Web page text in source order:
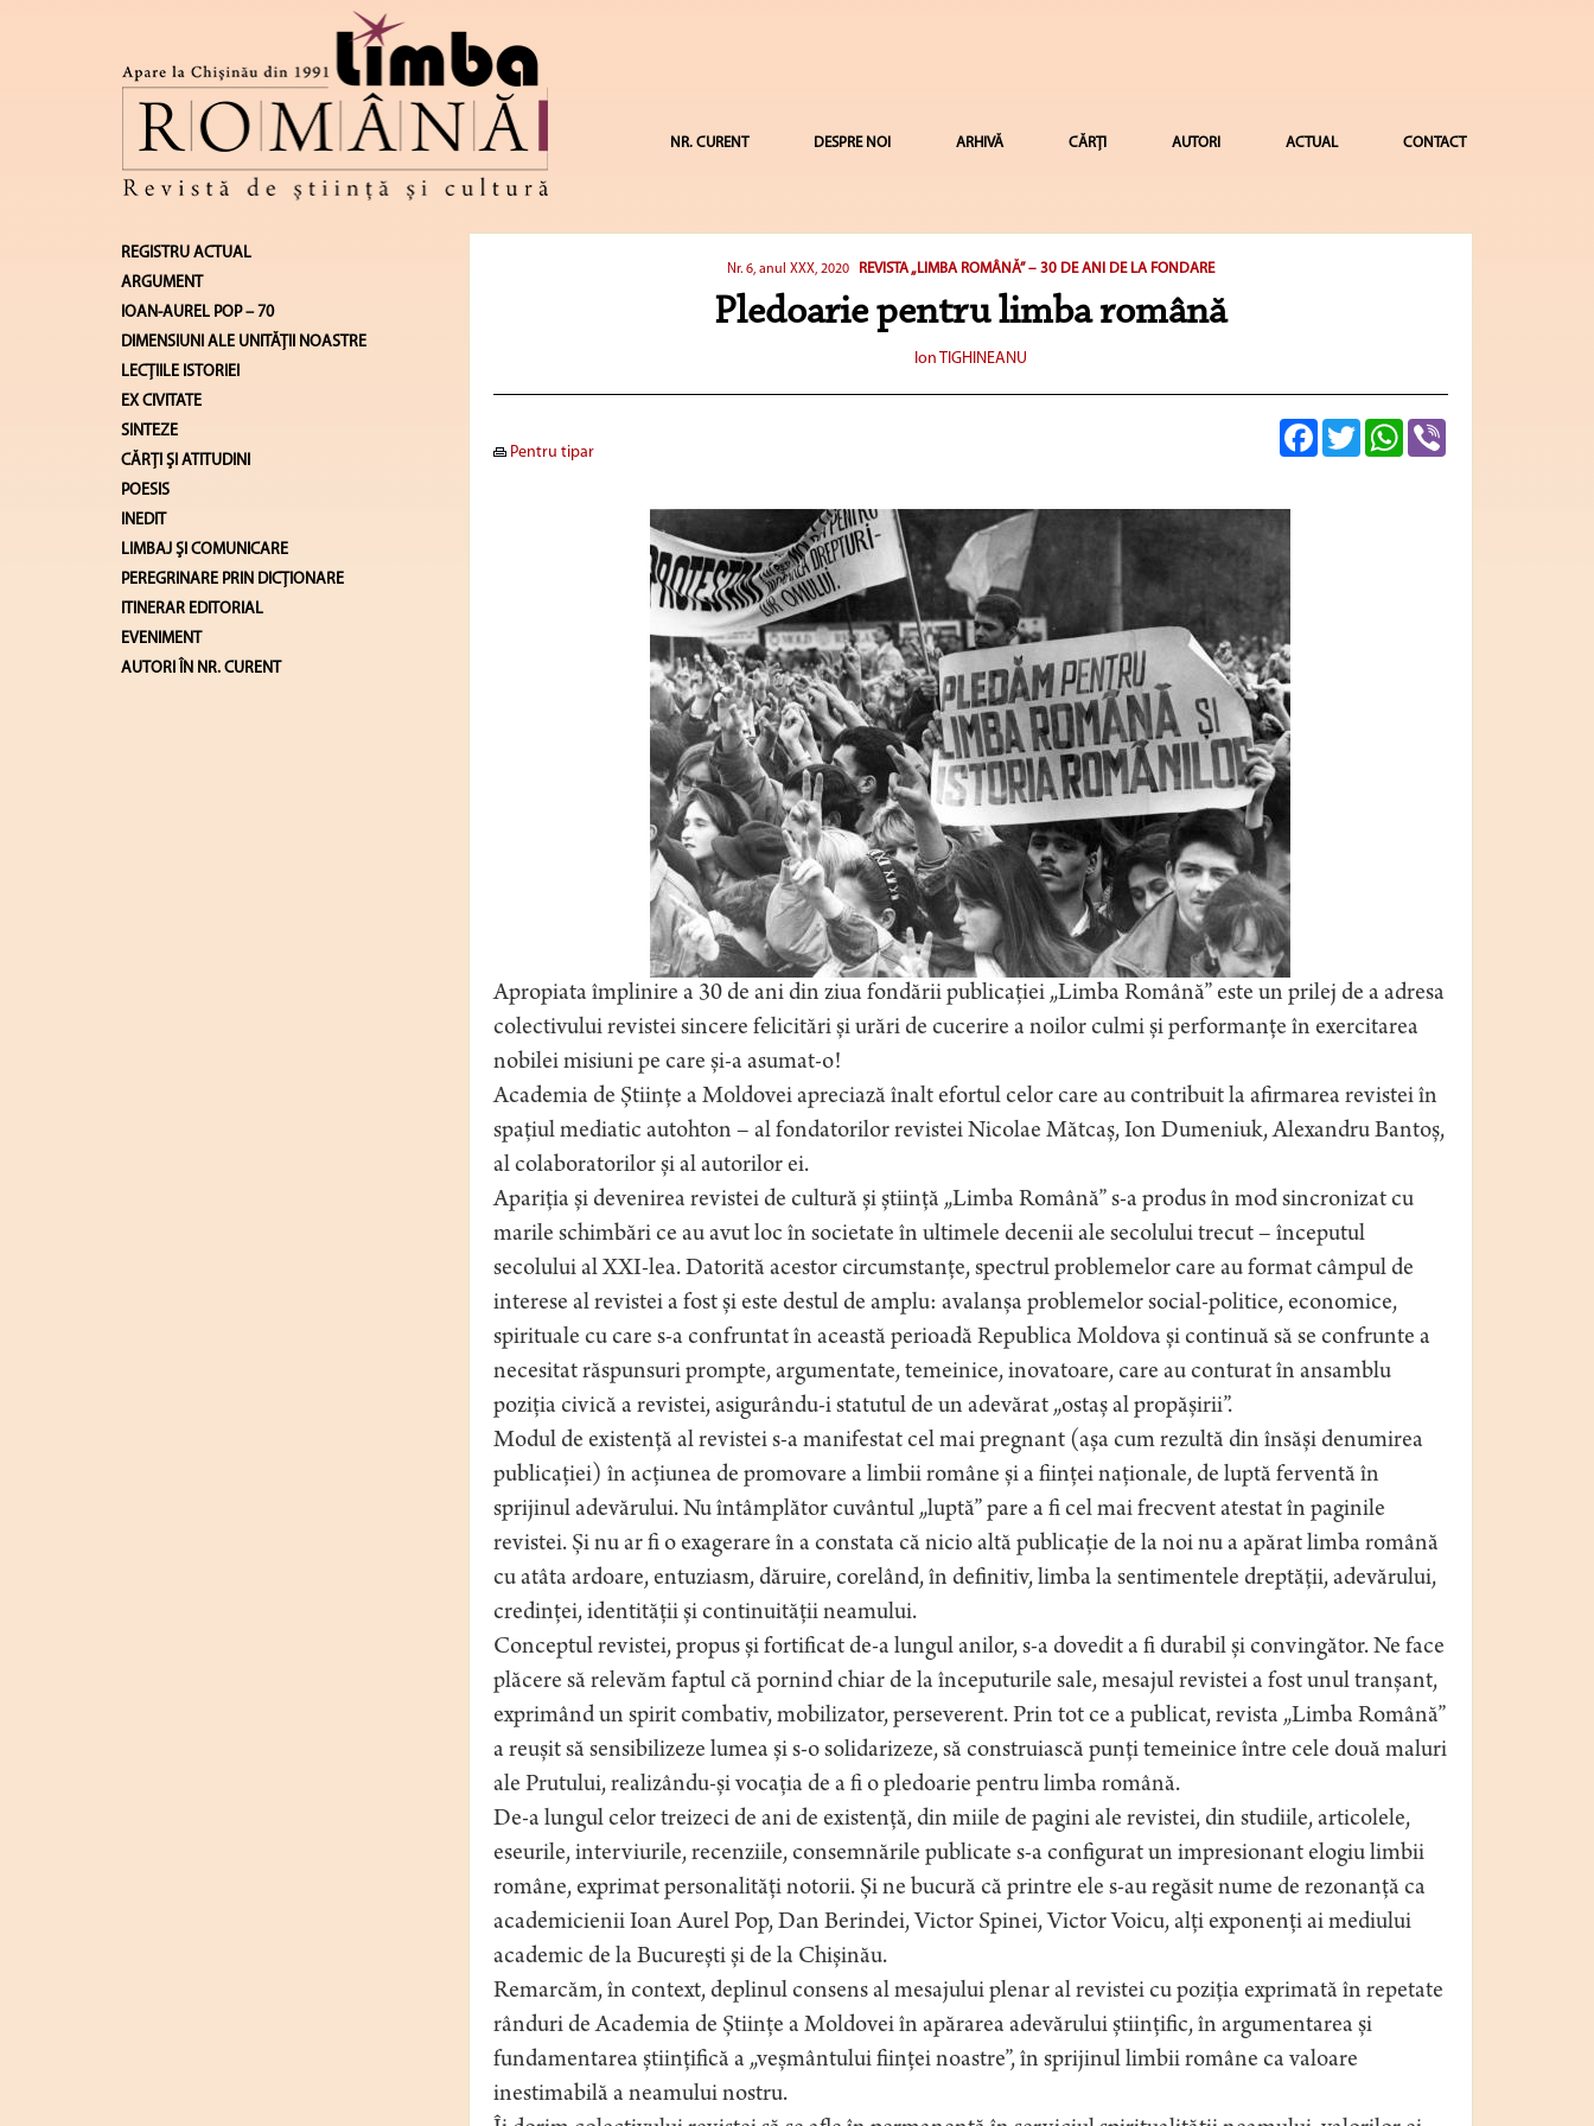
NR. CURENT DESPRE NOI ARHIVĂ CĂRȚI AUTORI ACTUAL CONTACT
REGISTRU ACTUAL
ARGUMENT
IOAN-AUREL POP – 70
DIMENSIUNI ALE UNITĂŢII NOASTRE
LECŢIILE ISTORIEI
EX CIVITATE
SINTEZE
CĂRŢI ŞI ATITUDINI
POESIS
INEDIT
LIMBAJ ŞI COMUNICARE
PEREGRINARE PRIN DICȚIONARE
ITINERAR EDITORIAL
EVENIMENT
AUTORI ÎN NR. CURENT
Nr. 6, anul XXX, 2020 REVISTA „LIMBA ROMÂNĂ” – 30 DE ANI DE LA FONDARE
Pledoarie pentru limba română
Ion TIGHINEANU
Pentru tipar
FacebookTwitterWhatsApp
Apropiata împlinire a 30 de ani din ziua fondării publicației „Limba Română” este un prilej de a adresa
colectivului revistei sincere felicitări și urări de cucerire a noilor culmi și performanțe în exercitarea
nobilei misiuni pe care și-a asumat-o!
Academia de Științe a Moldovei apreciază înalt efortul celor care au contribuit la afirmarea revistei în
spațiul mediatic autohton – al fondatorilor revistei Nicolae Mătcaș, Ion Dumeniuk, Alexandru Bantoș,
al colaboratorilor și al autorilor ei.
Apariția și devenirea revistei de cultură și știință „Limba Română” s-a produs în mod sincronizat cu
marile schimbări ce au avut loc în societate în ultimele decenii ale secolului trecut – începutul
secolului al XXI-lea. Datorită acestor circumstanțe, spectrul problemelor care au format câmpul de
interese al revistei a fost și este destul de amplu: avalanșa problemelor social-politice, economice,
spirituale cu care s-a confruntat în această perioadă Republica Moldova și continuă să se confrunte a
necesitat răspunsuri prompte, argumentate, temeinice, inovatoare, care au conturat în ansamblu
poziția civică a revistei, asigurându-i statutul de un adevărat „ostaș al propășirii”.
Modul de existență al revistei s-a manifestat cel mai pregnant (așa cum rezultă din însăși denumirea
publicației) în acțiunea de promovare a limbii române și a ființei naționale, de luptă ferventă în
sprijinul adevărului. Nu întâmplător cuvântul „luptă” pare a fi cel mai frecvent atestat în paginile
revistei. Și nu ar fi o exagerare în a constata că nicio altă publicație de la noi nu a apărat limba română
cu atâta ardoare, entuziasm, dăruire, corelând, în definitiv, limba la sentimentele dreptății, adevărului,
credinței, identității și continuității neamului.
Conceptul revistei, propus și fortificat de-a lungul anilor, s-a dovedit a fi durabil și convingător. Ne face
plăcere să relevăm faptul că pornind chiar de la începuturile sale, mesajul revistei a fost unul tranșant,
exprimând un spirit combativ, mobilizator, perseverent. Prin tot ce a publicat, revista „Limba Română”
a reușit să sensibilizeze lumea și s-o solidarizeze, să construiască punți temeinice între cele două maluri
ale Prutului, realizându-și vocația de a fi o pledoarie pentru limba română.
De-a lungul celor treizeci de ani de existență, din miile de pagini ale revistei, din studiile, articolele,
eseurile, interviurile, recenziile, consemnările publicate s-a configurat un impresionant elogiu limbii
române, exprimat personalități notorii. Și ne bucură că printre ele s-au regăsit nume de rezonanță ca
academicienii Ioan Aurel Pop, Dan Berindei, Victor Spinei, Victor Voicu, alți exponenți ai mediului
academic de la București și de la Chișinău.
Remarcăm, în context, deplinul consens al mesajului plenar al revistei cu poziția exprimată în repetate
rânduri de Academia de Științe a Moldovei în apărarea adevărului științific, în argumentarea și
fundamentarea științifică a „veșmântului ființei noastre”, în sprijinul limbii române ca valoare
inestimabilă a neamului nostru.